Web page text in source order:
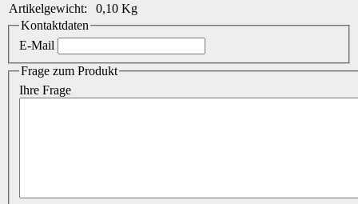
Artikelgewicht:
0,10 Kg
Kontaktdaten
E-Mail
Frage zum Produkt
Ihre Frage